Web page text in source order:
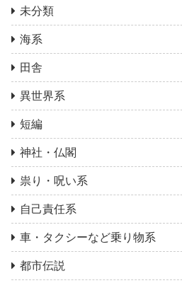
未分類
海系
田舎
異世界系
短編
神社・仏閣
祟り・呪い系
自己責任系
車・タクシーなど乗り物系
都市伝説